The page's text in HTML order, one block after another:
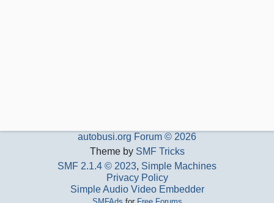
autobusi.org Forum © 2026
Theme by SMF Tricks
SMF 2.1.4 © 2023, Simple Machines
Privacy Policy
Simple Audio Video Embedder